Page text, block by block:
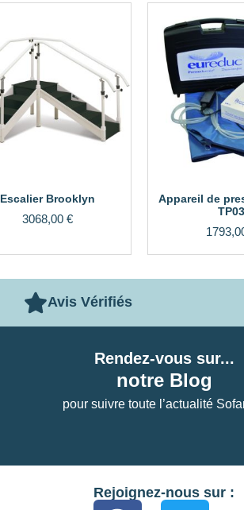
Escalier Brooklyn
3068,00 €
Appareil de
TP03
Avis Vérifiés
Rendez-vous sur...
notre Blog
pour suivre toute l’actualité
Rejoignez-nous sur :